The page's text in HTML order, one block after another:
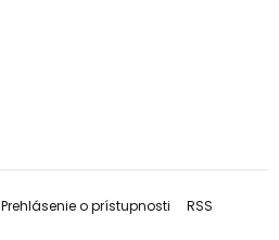
Prehlásenie o prístupnosti RSS